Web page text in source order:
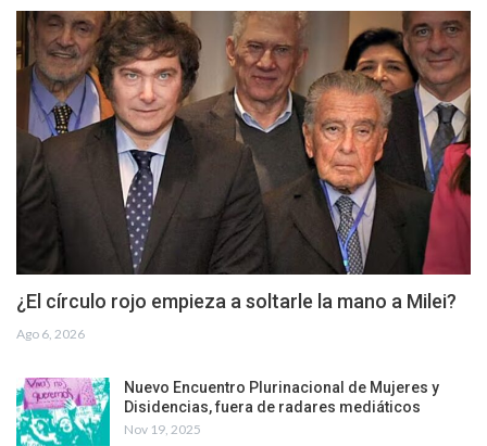
¿El círculo rojo empieza a soltarle la mano a Milei?
Ago 6, 2026
Nuevo Encuentro Plurinacional de Mujeres y
Disidencias, fuera de radares mediáticos
Nov 19, 2025